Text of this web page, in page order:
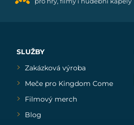
SLUŽBY
Zakázková výroba
Meče pro Kingdom Come
Filmový merch
Blog